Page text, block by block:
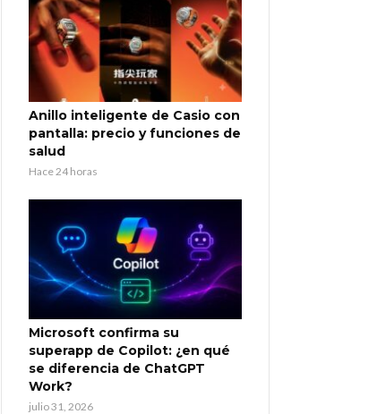
Anillo inteligente de Casio con
pantalla: precio y funciones de
salud
Hace 24 horas
Microsoft confirma su
superapp de Copilot: ¿en qué
se diferencia de ChatGPT
Work?
julio 31, 2026